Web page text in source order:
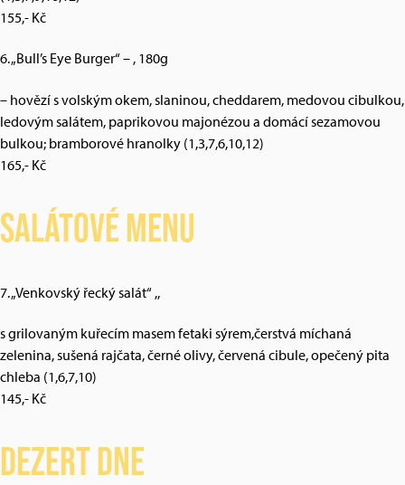
155,- Kč
6. „Bull’s Eye Burger“ – , 180g
– hovězí s volským okem, slaninou, cheddarem, medovou cibulkou,
ledovým salátem, paprikovou majonézou a domácí sezamovou
bulkou; bramborové hranolky (1,3,7,6,10,12)
165,- Kč
Salátové menu
7. „Venkovský řecký salát“ ,,
s grilovaným kuřecím masem fetaki sýrem,čerstvá míchaná
zelenina, sušená rajčata, černé olivy, červená cibule, opečený pita
chleba (1,6,7,10)
145,- Kč
Dezert dne